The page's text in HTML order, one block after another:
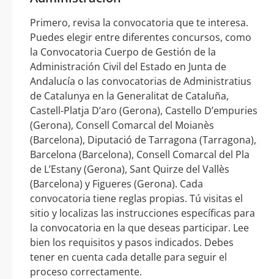
Primero, revisa la convocatoria que te interesa.
Puedes elegir entre diferentes concursos, como
la Convocatoria Cuerpo de Gestión de la
Administración Civil del Estado en Junta de
Andalucía o las convocatorias de Administratius
de Catalunya en la Generalitat de Cataluña,
Castell-Platja D’aro (Gerona), Castello D’empuries
(Gerona), Consell Comarcal del Moianès
(Barcelona), Diputació de Tarragona (Tarragona),
Barcelona (Barcelona), Consell Comarcal del Pla
de L’Estany (Gerona), Sant Quirze del Vallès
(Barcelona) y Figueres (Gerona). Cada
convocatoria tiene reglas propias. Tú visitas el
sitio y localizas las instrucciones específicas para
la convocatoria en la que deseas participar. Lee
bien los requisitos y pasos indicados. Debes
tener en cuenta cada detalle para seguir el
proceso correctamente.